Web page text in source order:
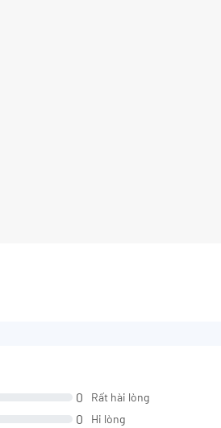
0 Rất hài lòng
0 Hi lòng